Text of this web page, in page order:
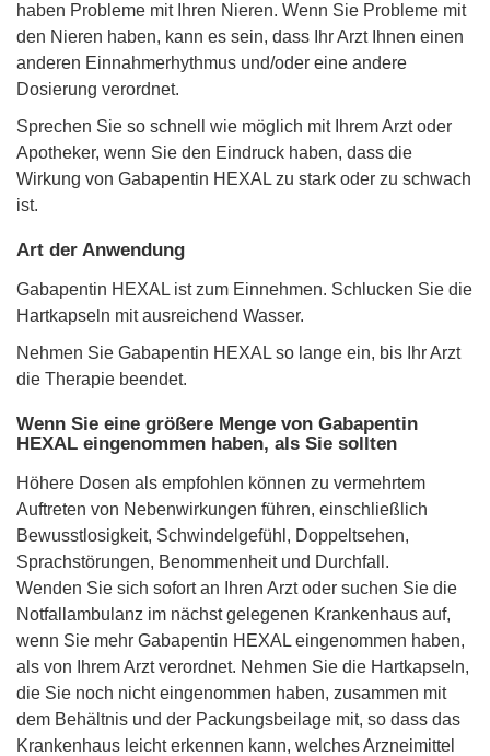
haben Probleme mit Ihren Nieren. Wenn Sie Probleme mit
den Nieren haben, kann es sein, dass Ihr Arzt Ihnen einen
anderen Einnahmerhythmus und/oder eine andere
Dosierung verordnet.
Sprechen Sie so schnell wie möglich mit Ihrem Arzt oder
Apotheker, wenn Sie den Eindruck haben, dass die
Wirkung von Gabapentin HEXAL zu stark oder zu schwach
ist.
Art der Anwendung
Gabapentin HEXAL ist zum Einnehmen. Schlucken Sie die
Hartkapseln mit ausreichend Wasser.
Nehmen Sie Gabapentin HEXAL so lange ein, bis Ihr Arzt
die Therapie beendet.
Wenn Sie eine größere Menge von Gabapentin
HEXAL eingenommen haben, als Sie sollten
Höhere Dosen als empfohlen können zu vermehrtem
Auftreten von Nebenwirkungen führen, einschließlich
Bewusstlosigkeit, Schwindelgefühl, Doppeltsehen,
Sprachstörungen, Benommenheit und Durchfall.
Wenden Sie sich sofort an Ihren Arzt oder suchen Sie die
Notfallambulanz im nächst gelegenen Krankenhaus auf,
wenn Sie mehr Gabapentin HEXAL eingenommen haben,
als von Ihrem Arzt verordnet. Nehmen Sie die Hartkapseln,
die Sie noch nicht eingenommen haben, zusammen mit
dem Behältnis und der Packungsbeilage mit, so dass das
Krankenhaus leicht erkennen kann, welches Arzneimittel